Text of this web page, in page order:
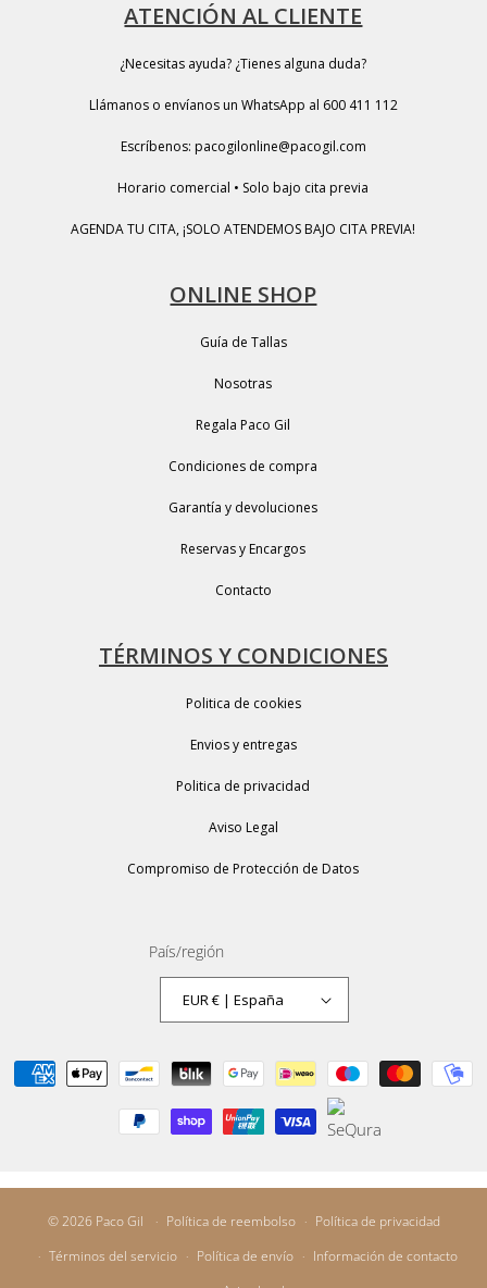
ATENCIÓN AL CLIENTE
¿Necesitas ayuda? ¿Tienes alguna duda?
Llámanos o envíanos un WhatsApp al 600 411 112
Escríbenos: pacogilonline@pacogil.com
Horario comercial • Solo bajo cita previa
AGENDA TU CITA, ¡SOLO ATENDEMOS BAJO CITA PREVIA!
ONLINE SHOP
Guía de Tallas
Nosotras
Regala Paco Gil
Condiciones de compra
Garantía y devoluciones
Reservas y Encargos
Contacto
TÉRMINOS Y CONDICIONES
Politica de cookies
Envios y entregas
Politica de privacidad
Aviso Legal
Compromiso de Protección de Datos
País/región
EUR € | España
de
pago
© 2026 Paco Gil Política de reembolso
Política de privacidad
Términos del servicio
Política de envío
Información de contacto